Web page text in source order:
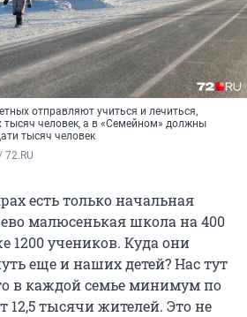
отправляют учиться и лечиться,
человек, а в «Семейном» должны
тысяч человек
есть только начальная
малюсенькая школа на 400
1200 учеников. Куда они
еще и наших детей? Нас тут
в каждой семье минимум по
12,5 тысячи жителей. Это не